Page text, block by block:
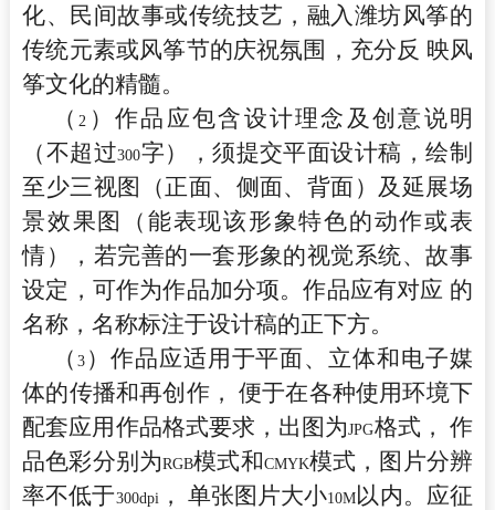
化、民间故事或传统技艺，融入潍坊风筝的
传统元素或风筝节的庆祝氛围，充分反 映风
筝文化的精髓。
（2 ）作品应包含设计理念及创意说明
（不超过300字），须提交平面设计稿，绘制
至少三视图（正面、侧面、背面）及延展场
景效果图（能表现该形象特色的动作或表
情），若完善的一套形象的视觉系统、故事
设定，可作为作品加分项。作品应有对应 的
名称，名称标注于设计稿的正下方。
（3 ）作品应适用于平面、立体和电子媒
体的传播和再创作， 便于在各种使用环境下
配套应用作品格式要求，出图为JPG格式， 作
品色彩分别为RGB模式和CMYK模式，图片分辨
率不低于300dpi， 单张图片大小10M 以内。应征